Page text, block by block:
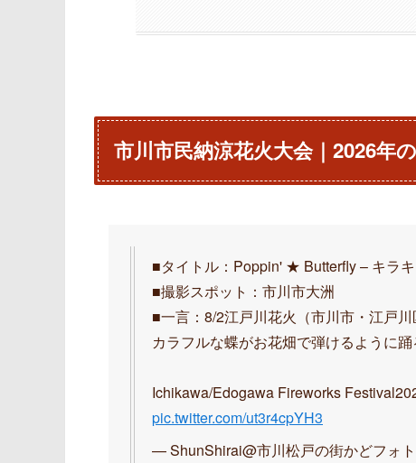
市川市民納涼花火大会｜2026年
■タイトル：Poppin' ★ Butterfly – キラ
■撮影スポット：市川市大洲
■一言：8/2江戸川花火（市川市・江戸
カラフルな蝶がお花畑で弾けるように
Ichikawa/Edogawa Fireworks
pic.twitter.com/ut3r4cpYH3
— ShunShirai@市川松戸の街かどフォ